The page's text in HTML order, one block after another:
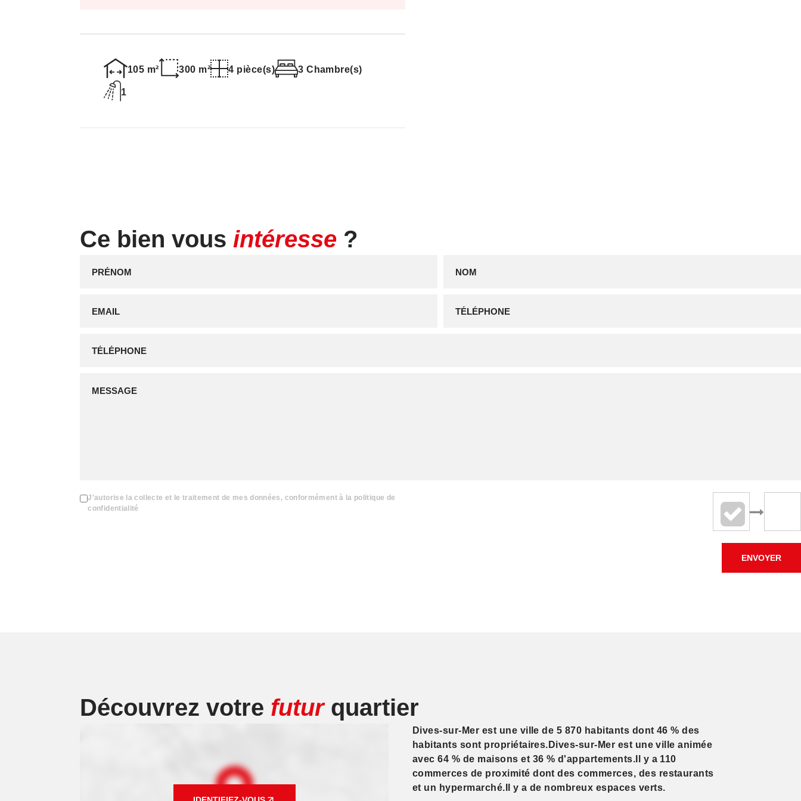
105 m² 300 m² 4 pièce(s) 3 Chambre(s)
1
Ce bien vous intéresse ?
J'autorise la collecte et le traitement de mes données, conformément à la politique de
confidentialité
ENVOYER
Découvrez votre futurquartier
Dives-sur-Mer est une ville de 5 870 habitants dont 46 % des
habitants sont propriétaires.Dives-sur-Mer est une ville animée
avec 64 % de maisons et 36 % d'appartements.Il y a 110
commerces de proximité dont des commerces, des restaurants
et un hypermarché.Il y a de nombreux espaces verts.